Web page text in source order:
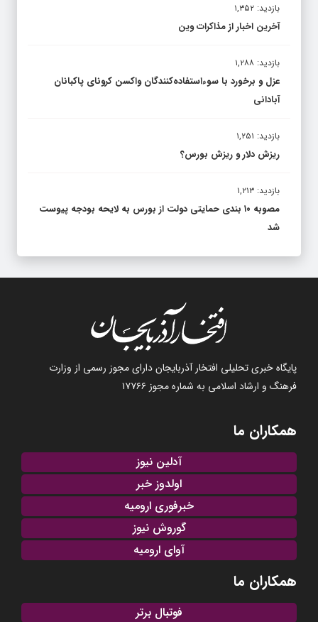
بازدید: ۱,۳۵۲
آخرین اخبار از مذاکرات وین
بازدید: ۱,۲۸۸
عزل و برخورد با سوءاستفاده‌کنندگان واکسن کرونای پاکبانان
آبادانی
بازدید: ۱,۲۵۱
ریزش دلار و ریزش بورس؟
بازدید: ۱,۲۱۳
مصوبه ۱۰ بندی حمایتی دولت از بورس به لایحه بودجه پیوست
شد
پایگاه خبری تحلیلی افتخار آذربایجان دارای مجوز رسمی از وزارت
فرهنگ و ارشاد اسلامی به شماره مجوز ۱۷۷۶۶
همکاران ما
آدلین نیوز
اولدوز خبر
خبرفوری ارومیه
گوروش نیوز
آوای ارومیه
همکاران ما
فوتبال برتر